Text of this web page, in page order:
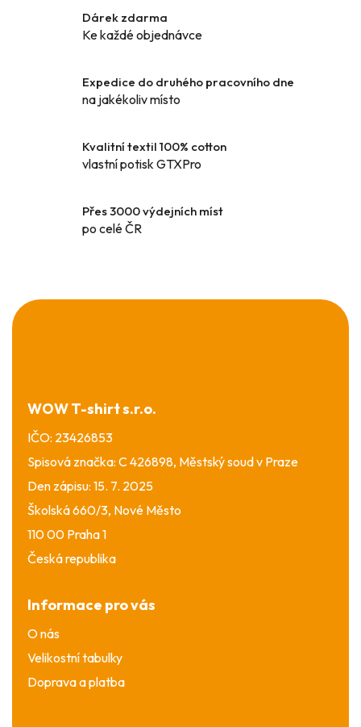
p
k
y
p
i
u
Dárek zdarma
Ke každé objednávce
Expedice do druhého pracovního dne
na jakékoliv místo
Kvalitní textil 100% cotton
vlastní potisk GTXPro
Přes 3000 výdejních míst
po celé ČR
Z
á
WOW T-shirt s.r.o.
IČO: 23426853
Spisová značka: C 426898, Městský soud v Praze
Den zápisu: 15. 7. 2025
Školská 660/3, Nové Město
110 00 Praha 1
Česká republika
Informace pro vás
O nás
Velikostní tabulky
Doprava a platba